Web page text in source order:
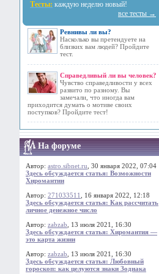
Тесты: каждую неделю новый!
все тесты →
Ревнивы ли вы?
Насколько вы претендуете на
близких вам людей? Пройдите
тест.
Справедливый ли вы человек?
Чувство справедливости у всех
развито по разному. Вы
замечали, что иногда вам
приходится думать о мотиве своих
поступков? Пройдите тест!
На форуме
Автор: astro.sibnet.ru , 30 января 2022, 07:04
Здесь обсуждается статья: Возможности
Хиромантии
Автор: 271033511
, 16 января 2022, 12:18
Здесь обсуждается статья: Как рассчитать
личное денежное число
Автор: zabzab , 13 июля 2021, 16:30
Здесь обсуждается статья: Хиромантия —
это карта жизни
Автор: zabzab , 13 июля 2021, 16:30
Здесь обсуждается статья: Любовный
гороскоп: как целуются знаки Зодиака